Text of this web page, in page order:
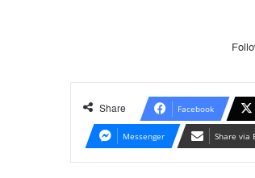
Share Facebook
Messenger Share via